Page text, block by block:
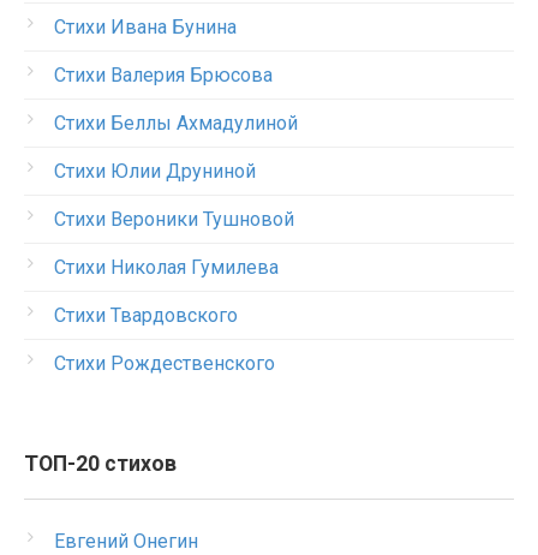
Стихи Ивана Бунина
Стихи Валерия Брюсова
Стихи Беллы Ахмадулиной
Стихи Юлии Друниной
Стихи Вероники Тушновой
Стихи Николая Гумилева
Стихи Твардовского
Стихи Рождественского
ТОП-20 стихов
Евгений Онегин